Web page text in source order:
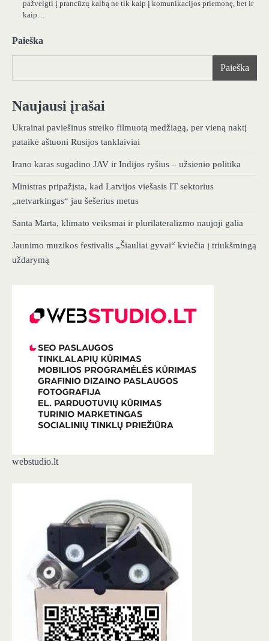
pažvelgti į prancūzų kalbą ne tik kaip į komunikacijos priemonę, bet ir
kaip…
Paieška
Paieška
Naujausi įrašai
Ukrainai paviešinus streiko filmuotą medžiagą, per vieną naktį
pataikė aštuoni Rusijos tanklaiviai
Irano karas sugadino JAV ir Indijos ryšius – užsienio politika
Ministras pripažįsta, kad Latvijos viešasis IT sektorius
„netvarkingas“ jau šešerius metus
Santa Marta, klimato veiksmai ir plurilateralizmo naujoji galia
Jaunimo muzikos festivalis „Šiauliai gyvai“ kviečia į triukšmingą
uždarymą
webstudio.lt